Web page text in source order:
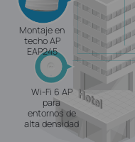
Wi-Fi 6 AP
para
entornos de
alta densidad
Montaje en
techo AP
EAP245